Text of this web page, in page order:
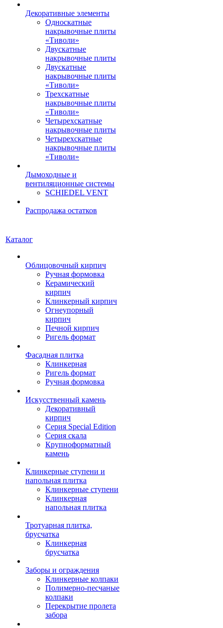
Декоративные элементы
Односкатные
накрывочные плиты
«Тиволи»
Двускатные
накрывочные плиты
Двускатные
накрывочные плиты
«Тиволи»
Трехскатные
накрывочные плиты
«Тиволи»
Четырехскатные
накрывочные плиты
Четырехскатные
накрывочные плиты
«Тиволи»
Дымоходные и
вентиляционные системы
SCHIEDEL VENT
Распродажа остатков
Каталог
Облицовочный кирпич
Ручная формовка
Керамический
кирпич
Клинкерный кирпич
Огнеупорный
кирпич
Печной кирпич
Ригель формат
Фасадная плитка
Клинкерная
Ригель формат
Ручная формовка
Искусственный камень
Декоративный
кирпич
Серия Special Edition
Серия скала
Крупноформатный
камень
Клинкерные ступени и
напольная плитка
Клинкерные ступени
Клинкерная
напольная плитка
Тротуарная плитка,
брусчатка
Клинкерная
брусчатка
Заборы и ограждения
Клинкерные колпаки
Полимерно-песчаные
колпаки
Перекрытие пролета
забора